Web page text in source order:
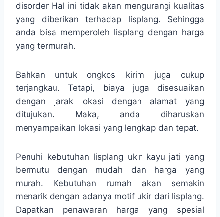
disorder Hal ini tidak akan mengurangi kualitas
yang diberikan terhadap lisplang. Sehingga
anda bisa memperoleh lisplang dengan harga
yang termurah.
Bahkan untuk ongkos kirim juga cukup
terjangkau. Tetapi, biaya juga disesuaikan
dengan jarak lokasi dengan alamat yang
ditujukan. Maka, anda diharuskan
menyampaikan lokasi yang lengkap dan tepat.
Penuhi kebutuhan lisplang ukir kayu jati yang
bermutu dengan mudah dan harga yang
murah. Kebutuhan rumah akan semakin
menarik dengan adanya motif ukir dari lisplang.
Dapatkan penawaran harga yang spesial